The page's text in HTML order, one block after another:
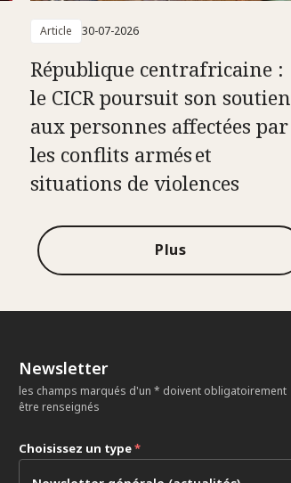
Article 30-07-2026
République centrafricaine :
le CICR poursuit son soutien
aux personnes affectées par
les conflits armés et
situations de violences
Plus
Newsletter
les champs marqués d'un * doivent obligatoirement
être renseignés
Choisissez un type*